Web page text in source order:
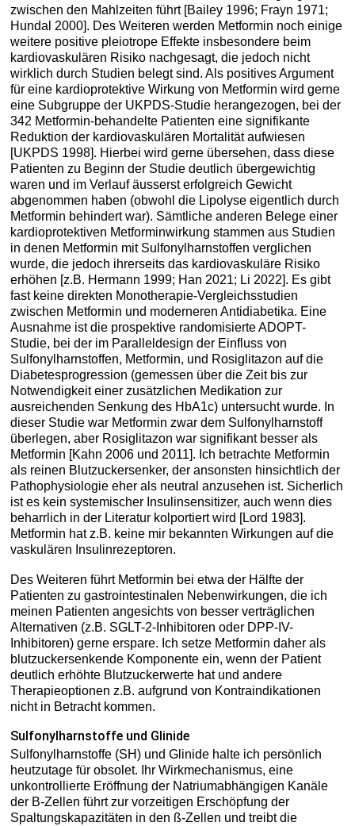
zwischen den Mahlzeiten führt [Bailey 1996; Frayn 1971;
Hundal 2000]. Des Weiteren werden Metformin noch einige
weitere positive pleiotrope Effekte insbesondere beim
kardiovaskulären Risiko nachgesagt, die jedoch nicht
wirklich durch Studien belegt sind. Als positives Argument
für eine kardioprotektive Wirkung von Metformin wird gerne
eine Subgruppe der UKPDS-Studie herangezogen, bei der
342 Metformin-behandelte Patienten eine signifikante
Reduktion der kardiovaskulären Mortalität aufwiesen
[UKPDS 1998]. Hierbei wird gerne übersehen, dass diese
Patienten zu Beginn der Studie deutlich übergewichtig
waren und im Verlauf äusserst erfolgreich Gewicht
abgenommen haben (obwohl die Lipolyse eigentlich durch
Metformin behindert war). Sämtliche anderen Belege einer
kardioprotektiven Metforminwirkung stammen aus Studien
in denen Metformin mit Sulfonylharnstoffen verglichen
wurde, die jedoch ihrerseits das kardiovaskuläre Risiko
erhöhen [z.B. Hermann 1999; Han 2021; Li 2022]. Es gibt
fast keine direkten Monotherapie-Vergleichsstudien
zwischen Metformin und moderneren Antidiabetika. Eine
Ausnahme ist die prospektive randomisierte ADOPT-
Studie, bei der im Paralleldesign der Einfluss von
Sulfonylharnstoffen, Metformin, und Rosiglitazon auf die
Diabetesprogression (gemessen über die Zeit bis zur
Notwendigkeit einer zusätzlichen Medikation zur
ausreichenden Senkung des HbA1c) untersucht wurde. In
dieser Studie war Metformin zwar dem Sulfonylharnstoff
überlegen, aber Rosiglitazon war signifikant besser als
Metformin [Kahn 2006 und 2011]. Ich betrachte Metformin
als reinen Blutzuckersenker, der ansonsten hinsichtlich der
Pathophysiologie eher als neutral anzusehen ist. Sicherlich
ist es kein systemischer Insulinsensitizer, auch wenn dies
beharrlich in der Literatur kolportiert wird [Lord 1983].
Metformin hat z.B. keine mir bekannten Wirkungen auf die
vaskulären Insulinrezeptoren.
Des Weiteren führt Metformin bei etwa der Hälfte der
Patienten zu gastrointestinalen Nebenwirkungen, die ich
meinen Patienten angesichts von besser verträglichen
Alternativen (z.B. SGLT-2-Inhibitoren oder DPP-IV-
Inhibitoren) gerne erspare. Ich setze Metformin daher als
blutzuckersenkende Komponente ein, wenn der Patient
deutlich erhöhte Blutzuckerwerte hat und andere
Therapieoptionen z.B. aufgrund von Kontraindikationen
nicht in Betracht kommen.
Sulfonylharnstoffe und Glinide
Sulfonylharnstoffe (SH) und Glinide halte ich persönlich
heutzutage für obsolet. Ihr Wirkmechanismus, eine
unkontrollierte Eröffnung der Natriumabhängigen Kanäle
der B-Zellen führt zur vorzeitigen Erschöpfung der
Spaltungskapazitäten in den ß-Zellen und treibt die